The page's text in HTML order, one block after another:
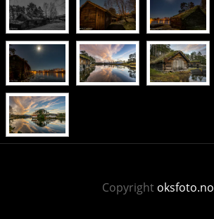
Copyright oksfoto.no